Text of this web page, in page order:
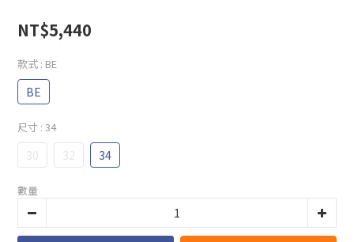
NT$5,440
款式 : BE
BE
尺寸 : 34
30 32 34
數量